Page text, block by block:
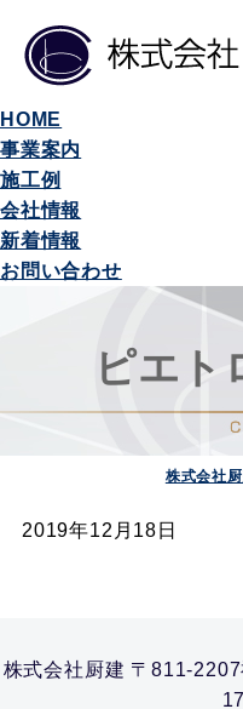
HOME
事業案内
施工例
会社情報
新着情報
お問い合わせ
ピエト
株式会社
2019年12月18日
株式会社厨建 〒811-